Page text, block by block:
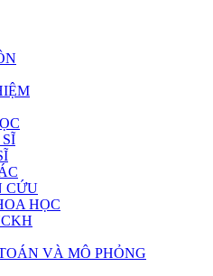
CỨU
HỌC
VÀ MÔ PHỎNG